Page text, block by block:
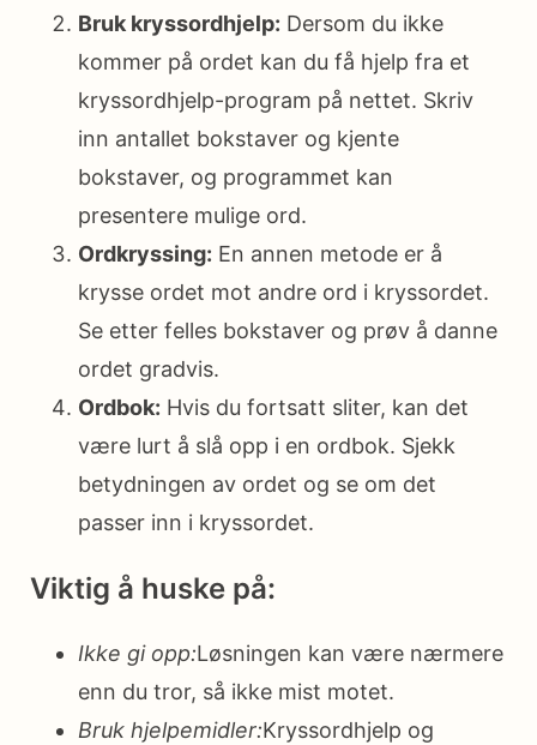
Bruk kryssordhjelp: Dersom du ikke
kommer på ordet kan du få hjelp fra et
kryssordhjelp-program på nettet. Skriv
inn antallet bokstaver og kjente
bokstaver, og programmet kan
presentere mulige ord.
Ordkryssing: En annen metode er å
krysse ordet mot andre ord i kryssordet.
Se etter felles bokstaver og prøv å danne
ordet gradvis.
Ordbok: Hvis du fortsatt sliter, kan det
være lurt å slå opp i en ordbok. Sjekk
betydningen av ordet og se om det
passer inn i kryssordet.
Viktig å huske på:
Ikke gi opp:Løsningen kan være nærmere
enn du tror, så ikke mist motet.
Bruk hjelpemidler:Kryssordhjelp og